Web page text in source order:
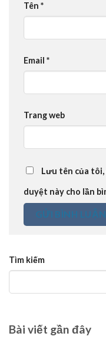
Tên *
Email *
Trang web
Lưu tên của
duyệt này cho lần
Tìm kiếm
Bài viết gần đây